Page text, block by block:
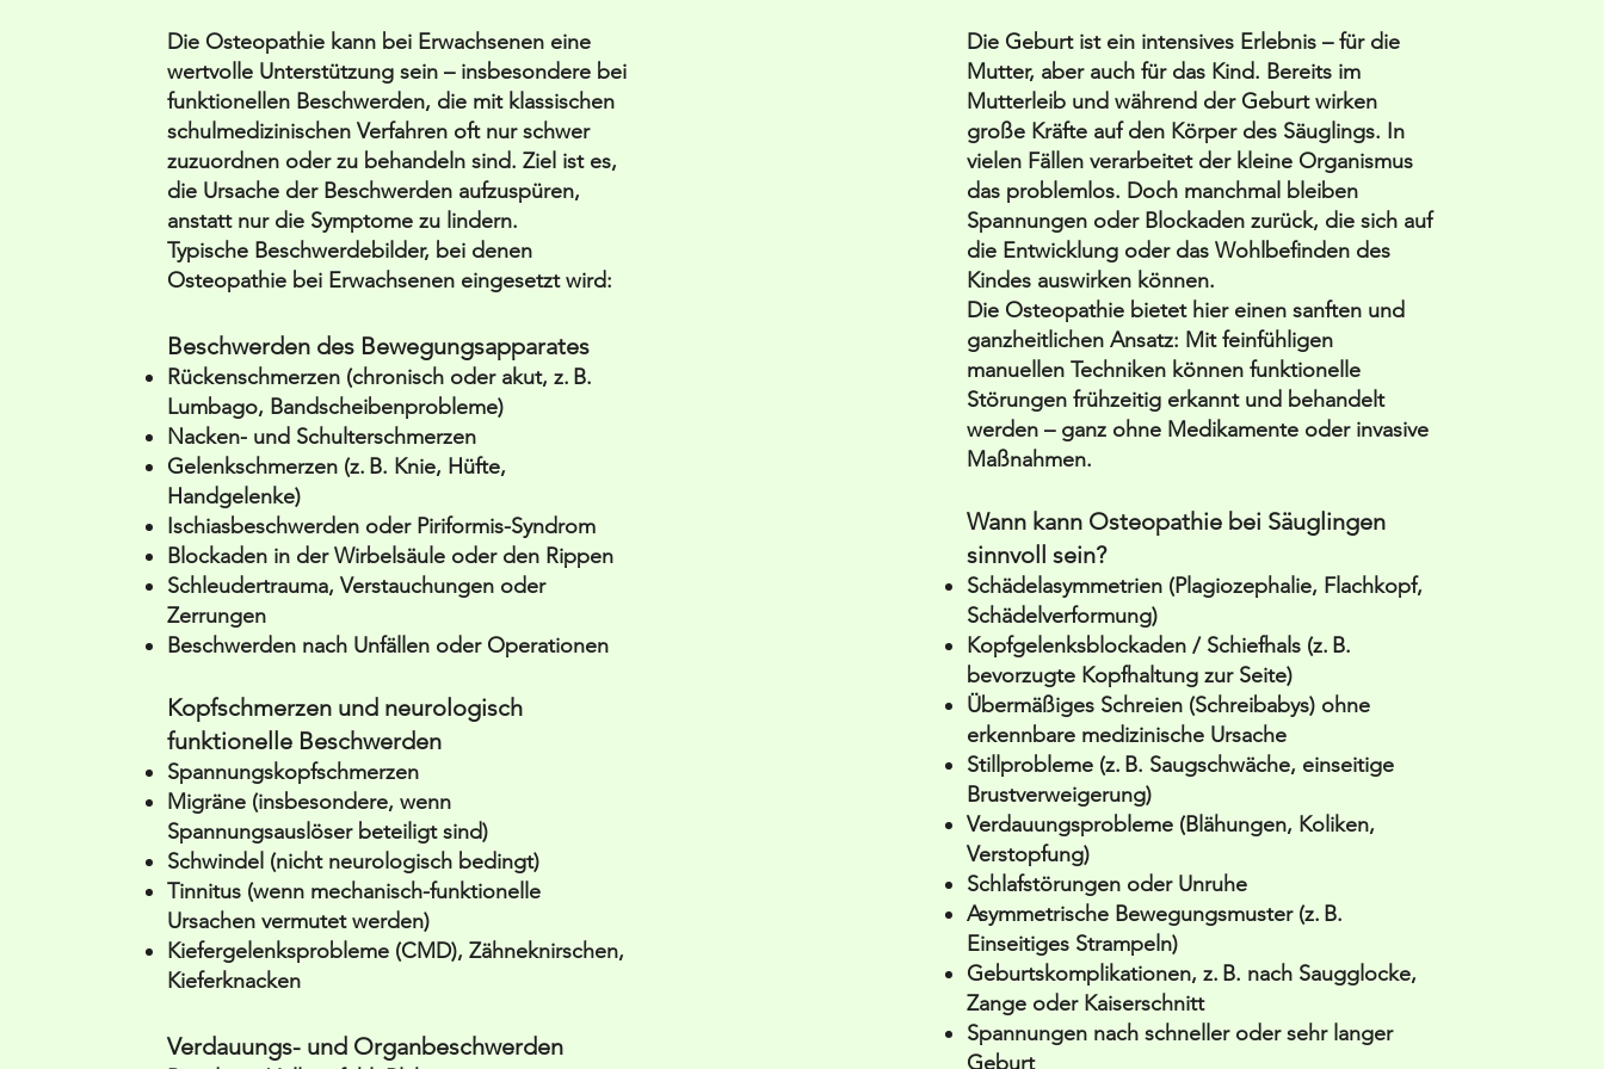
Die Osteopathie kann bei Erwachsenen eine
wertvolle Unterstützung sein – insbesondere bei
funktionellen Beschwerden, die mit klassischen
schulmedizinischen Verfahren oft nur schwer
zuzuordnen oder zu behandeln sind. Ziel ist es,
die Ursache der Beschwerden aufzuspüren,
anstatt nur die Symptome zu lindern.
Typische Beschwerdebilder, bei denen
Osteopathie bei Erwachsenen eingesetzt wird:
Beschwerden des Bewegungsapparates
Rückenschmerzen (chronisch oder akut, z. B.
Lumbago, Bandscheibenprobleme)
Nacken- und Schulterschmerzen
Gelenkschmerzen (z. B. Knie, Hüfte,
Handgelenke)
Ischiasbeschwerden oder Piriformis-Syndrom
Blockaden in der Wirbelsäule oder den Rippen
Schleudertrauma, Verstauchungen oder
Zerrungen
Beschwerden nach Unfällen oder Operationen
Kopfschmerzen und neurologisch
funktionelle Beschwerden
Spannungskopfschmerzen
Migräne (insbesondere, wenn
Spannungsauslöser beteiligt sind)
Schwindel (nicht neurologisch bedingt)
Tinnitus (wenn mechanisch-funktionelle
Ursachen vermutet werden)
Kiefergelenksprobleme (CMD), Zähneknirschen,
Kieferknacken
Verdauungs- und Organbeschwerden
Die Geburt ist ein intensives Erlebnis – für die
Mutter, aber auch für das Kind. Bereits im
Mutterleib und während der Geburt wirken
große Kräfte auf den Körper des Säuglings. In
vielen Fällen verarbeitet der kleine Organismus
das problemlos. Doch manchmal bleiben
Spannungen oder Blockaden zurück, die sich auf
die Entwicklung oder das Wohlbefinden des
Kindes auswirken können.
Die Osteopathie bietet hier einen sanften und
ganzheitlichen Ansatz: Mit feinfühligen
manuellen Techniken können funktionelle
Störungen frühzeitig erkannt und behandelt
werden – ganz ohne Medikamente oder invasive
Maßnahmen.
Wann kann Osteopathie bei Säuglingen
sinnvoll sein?
Schädelasymmetrien (Plagiozephalie, Flachkopf,
Schädelverformung)
Kopfgelenksblockaden / Schiefhals (z. B.
bevorzugte Kopfhaltung zur Seite)
Übermäßiges Schreien (Schreibabys) ohne
erkennbare medizinische Ursache
Stillprobleme (z. B. Saugschwäche, einseitige
Brustverweigerung)
Verdauungsprobleme (Blähungen, Koliken,
Verstopfung)
Schlafstörungen oder Unruhe
Asymmetrische Bewegungsmuster (z. B.
Einseitiges Strampeln)
Geburtskomplikationen, z. B. nach Saugglocke,
Zange oder Kaiserschnitt
Spannungen nach schneller oder sehr langer
Geburt